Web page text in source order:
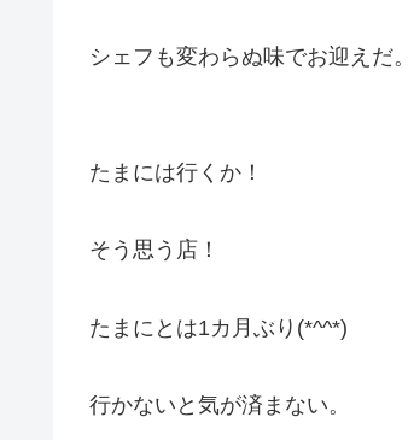
シェフも変わらぬ味でお迎えだ。
たまには行くか！
そう思う店！
たまにとは1カ月ぶり(*^^*)
行かないと気が済まない。